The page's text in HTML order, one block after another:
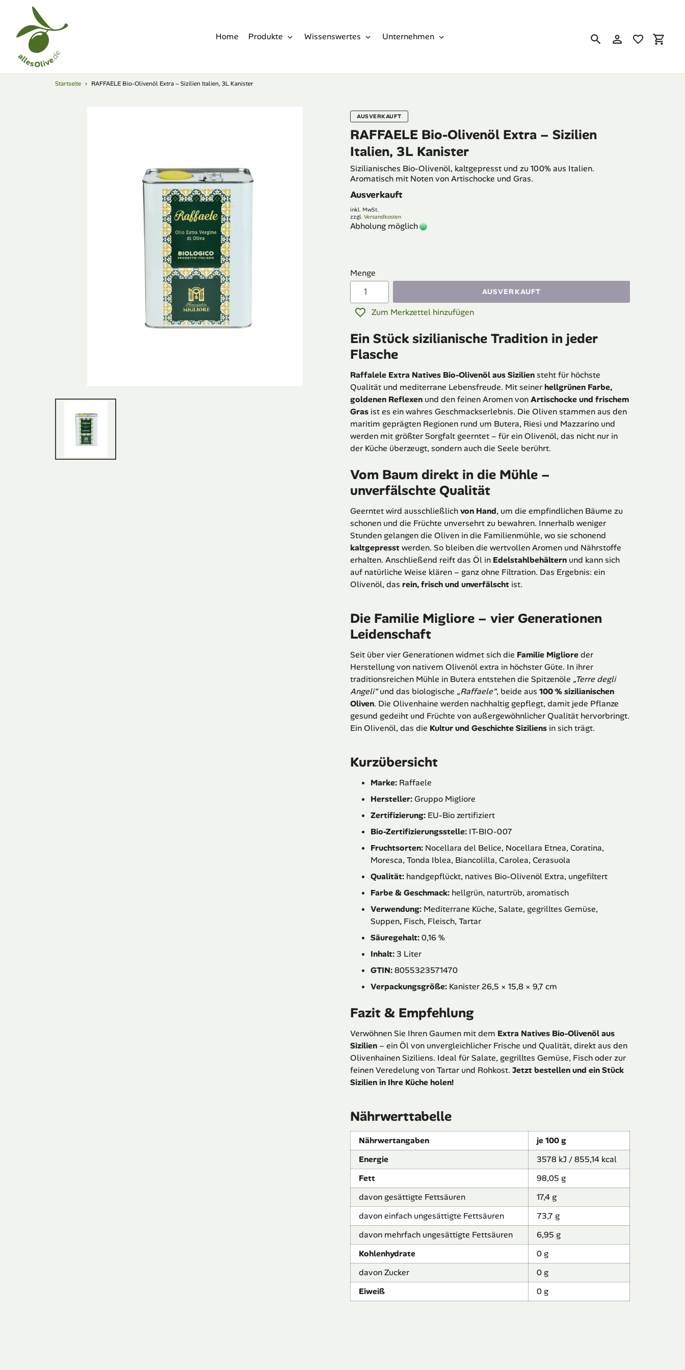
Inhalt
Home Produkte Wissenswertes Unternehmen
SuchenEinloggen
Startseite › RAFFAELE Bio-Olivenöl Extra – Sizilien Italien, 3L Kanister
AUSVERKAUFT
RAFFAELE Bio-Olivenöl Extra – Sizilien
Italien, 3L Kanister
Sizilianisches Bio-Olivenöl, kaltgepresst und zu 100% aus Italien.
Aromatisch mit Noten von Artischocke und Gras.
Ausverkauft
inkl. MwSt.
zzgl. Versandkosten
Abholung möglich
Menge
AUSVERKAUFT
Zum Merkzettel hinzufügen
Ein Stück sizilianische Tradition in jeder
Flasche
Raffalele Extra Natives Bio-Olivenöl aus Siziliensteht für höchste
Qualität und mediterrane Lebensfreude. Mit seiner hellgrünen Farbe,
goldenen Reflexen und den feinen Aromen vonArtischocke und frischem
Gras ist es ein wahres Geschmackserlebnis. Die Oliven stammen aus den
maritim geprägten Regionen rund um Butera, Riesi und Mazzarino und
werden mit größter Sorgfalt geerntet – für ein Olivenöl, das nicht nur in
der Küche überzeugt, sondern auch die Seele berührt.
Vom Baum direkt in die Mühle –
unverfälschte Qualität
Geerntet wird ausschließlichvon Hand, um die empfindlichen Bäume zu
schonen und die Früchte unversehrt zu bewahren. Innerhalb weniger
Stunden gelangen die Oliven in die Familienmühle, wo sie schonend
kaltgepresstwerden. So bleiben die wertvollen Aromen und Nährstoffe
erhalten. Anschließend reift das Öl in Edelstahlbehältern und kann sich
auf natürliche Weise klären – ganz ohne Filtration. Das Ergebnis: ein
Olivenöl, das rein, frisch und unverfälscht ist.
Die Familie Migliore – vier Generationen
Leidenschaft
Seit über vier Generationen widmet sich die Familie Miglioreder
Herstellung von nativem Olivenöl extra in höchster Güte. In ihrer
traditionsreichen Mühle in Butera entstehen die Spitzenöle „Terre degli
Angeli“und das biologische „Raffaele“, beide aus 100 % sizilianischen
Oliven. Die Olivenhaine werden nachhaltig gepflegt, damit jede Pflanze
gesund gedeiht und Früchte von außergewöhnlicher Qualität hervorbringt.
Ein Olivenöl, das die Kultur und Geschichte Siziliens in sich trägt.
Kurzübersicht
Marke: Raffaele
Hersteller:Gruppo Migliore
Zertifizierung: EU-Bio zertifiziert
Bio-Zertifizierungsstelle: IT-BIO-007
Fruchtsorten: Nocellara del Belice, Nocellara Etnea, Coratina,
Moresca, Tonda Iblea, Biancolilla, Carolea, Cerasuola
Qualität: handgepflückt, natives Bio-Olivenöl Extra, ungefiltert
Farbe & Geschmack: hellgrün, naturtrüb, aromatisch
Verwendung: Mediterrane Küche, Salate, gegrilltes Gemüse,
Suppen, Fisch, Fleisch, Tartar
Säuregehalt:0,16 %
Inhalt: 3 Liter
GTIN:8055323571470
Verpackungsgröße: Kanister 26,5 × 15,8 × 9,7 cm
Fazit & Empfehlung
Verwöhnen Sie Ihren Gaumen mit dem Extra Natives Bio-Olivenöl aus
Sizilien – ein Öl von unvergleichlicher Frische und Qualität, direkt aus den
Olivenhainen Siziliens. Ideal für Salate, gegrilltes Gemüse, Fisch oder zur
feinen Veredelung von Tartar und Rohkost. Jetzt bestellen und ein Stück
Sizilien in Ihre Küche holen!
Nährwerttabelle
Nährwertangaben
je 100 g
Energie
3578 kJ / 855,14 kcal
Fett
98,05 g
davon gesättigte Fettsäuren
17,4 g
davon einfach ungesättigte Fettsäuren
73,7 g
davon mehrfach ungesättigte Fettsäuren
6,95 g
Kohlenhydrate
0 g
davon Zucker
0 g
Eiweiß
0 g